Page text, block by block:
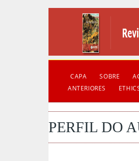
CAPA SOBRE
ANTERIORES
PERFIL DO